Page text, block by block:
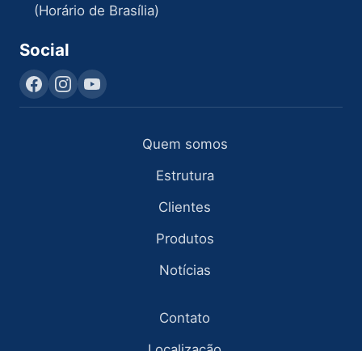
(Horário de Brasília)
Social
Quem somos
Estrutura
Clientes
Produtos
Notícias
Contato